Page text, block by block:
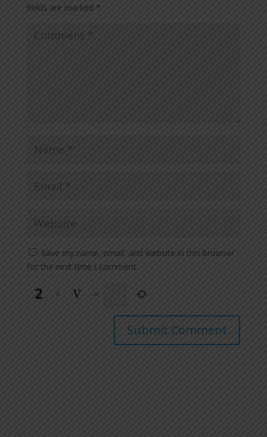
fields are marked *
Save my name, email, and website in this browser
for the next time I comment.
× =